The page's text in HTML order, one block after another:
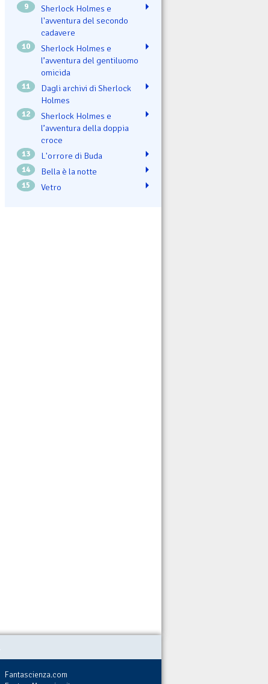
9
Sherlock Holmes e
l'avventura del secondo
cadavere
10
Sherlock Holmes e
l’avventura del gentiluomo
omicida
11
Dagli archivi di Sherlock
Holmes
12
Sherlock Holmes e
l’avventura della doppia
croce
13 L'orrore di Buda
14 Bella è la notte
15 Vetro
Fantascienza.com